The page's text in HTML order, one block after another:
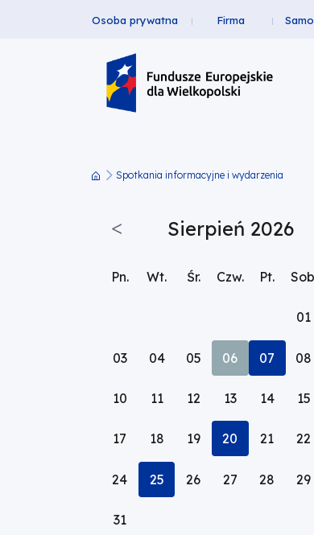
Kalendarz
wydarzeń
Fundusze
Europejskie
Wielkopolski
Header
Top
Osoba prywatna Firma
Spotkania informacyjne i wydarzenia
Sierpień 2026
Pn.
Wt. Śr. Czw. Pt.
01
03 04 05 06
Pokaż
listę
wydarzeń
dnia:
07
2026
08
10 11 12 13 14 15
17 18 19
Pokaż
listę
wydarzeń
20 Sierpień
2026
21 22
24
Pokaż
listę
25 Sierpień
2026
26 27 28 29
31